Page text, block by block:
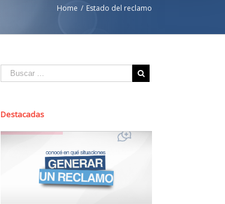
Home / Estado del reclamo
Destacadas